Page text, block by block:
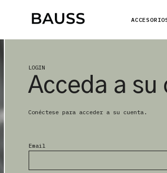
LOGIN
Acceda a su
Conéctese para acceder a su cuenta.
Email